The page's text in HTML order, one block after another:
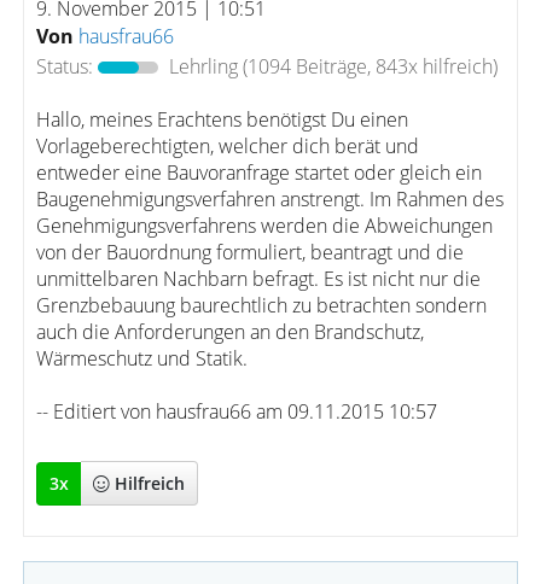
9. November 2015 | 10:51
Von hausfrau66
Status:
Lehrling(1094 Beiträge, 843x hilfreich)
Hallo, meines Erachtens benötigst Du einen
Vorlageberechtigten, welcher dich berät und
entweder eine Bauvoranfrage startet oder gleich ein
Baugenehmigungsverfahren anstrengt. Im Rahmen des
Genehmigungsverfahrens werden die Abweichungen
von der Bauordnung formuliert, beantragt und die
unmittelbaren Nachbarn befragt. Es ist nicht nur die
Grenzbebauung baurechtlich zu betrachten sondern
auch die Anforderungen an den Brandschutz,
Wärmeschutz und Statik.
-- Editiert von hausfrau66 am 09.11.2015 10:57
3x Hilfreich